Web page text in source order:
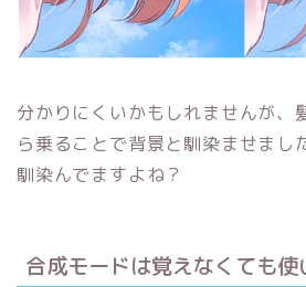
分かりにくいかもしれませんが、
ら乗ることで背景と馴染ませまし
馴染んでますよね？
合成モードは覚えなくても使